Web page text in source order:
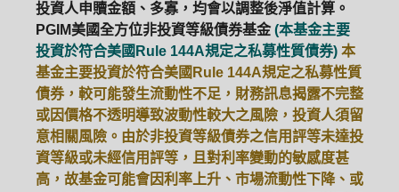
投資人申贖金額、多寡，均會以調整後淨值計算。
PGIM美國全方位非投資等級債券基金 (本基金主要
投資於符合美國Rule 144A規定之私募性質債券) 本
基金主要投資於符合美國Rule 144A規定之私募性質
債券，較可能發生流動性不足，財務訊息揭露不完整
或因價格不透明導致波動性較大之風險，投資人須留
意相關風險。由於非投資等級債券之信用評等未達投
資等級或未經信用評等，且對利率變動的敏感度甚
高，故基金可能會因利率上升、市場流動性下降、或